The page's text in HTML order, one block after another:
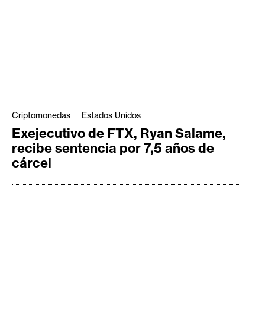
Criptomonedas Estados Unidos
Exejecutivo de FTX, Ryan Salame,
recibe sentencia por 7,5 años de
cárcel